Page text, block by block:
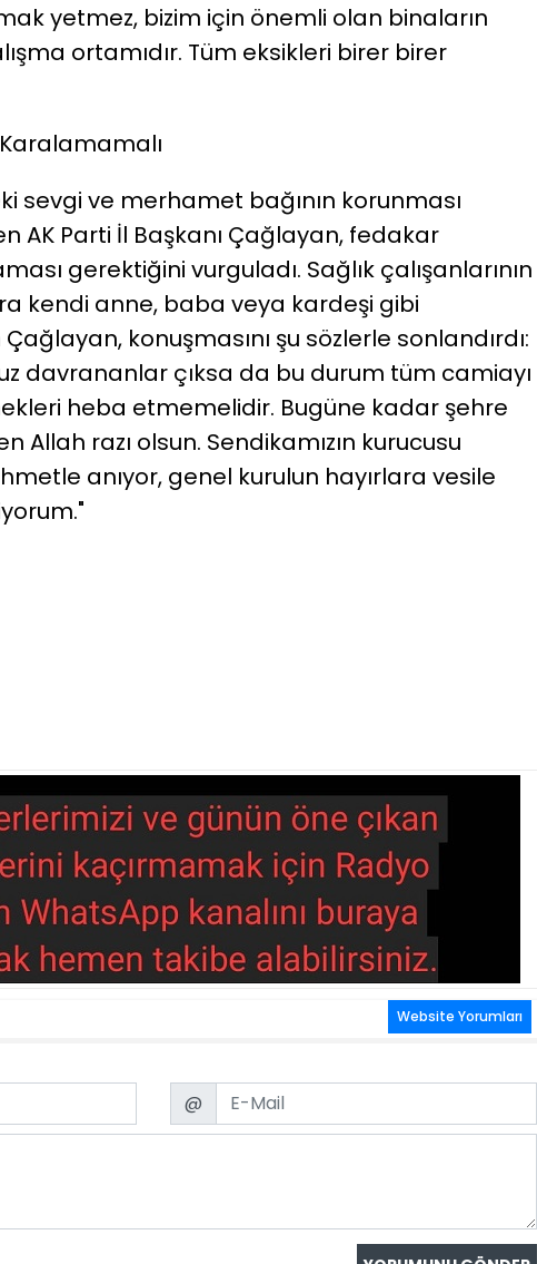
yetmez, bizim için önemli olan binaların
ortamıdır. Tüm eksikleri birer birer
sevgi ve merhamet bağının korunması
AK Parti İl Başkanı Çağlayan, fedakar
gerektiğini vurguladı. Sağlık çalışanlarının
kendi anne, baba veya kardeşi gibi
konuşmasını şu sözlerle sonlandırdı:
davrananlar çıksa da bu durum tüm camiayı
heba etmemelidir. Bugüne kadar şehre
Allah razı olsun. Sendikamızın kurucusu
anıyor, genel kurulun hayırlara vesile
Website Yorumları
Email
@